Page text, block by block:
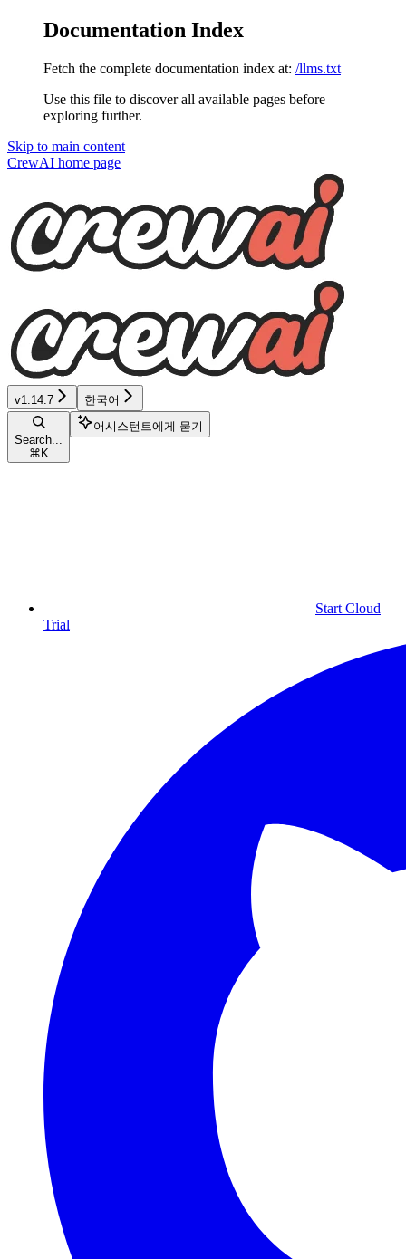
Documentation Index
Fetch the complete documentation index at: /llms.txt
Use this file to discover all available pages before
exploring further.
Skip to main content
CrewAI home page
v1.14.7 한국어
Search...
⌘ K
어시스턴트에게 묻기
Start Cloud
Trial